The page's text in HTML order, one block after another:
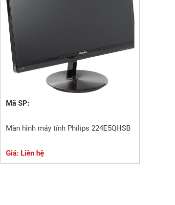
Mã SP:
Màn hình máy tính Philips 224E5QHSB
Giá: Liên hệ